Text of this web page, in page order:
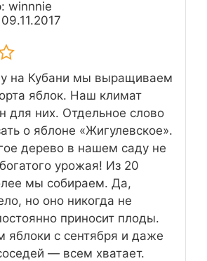
winnnie
на Кубани мы выращиваем
яблок. Наш климат
для них. Отдельное слово
о яблоне «Жигулевское».
дерево в нашем саду не
урожая! Из 20
мы собираем. Да,
но оно никогда не
приносит плоды.
яблоки с сентября и даже
— всем хватает.